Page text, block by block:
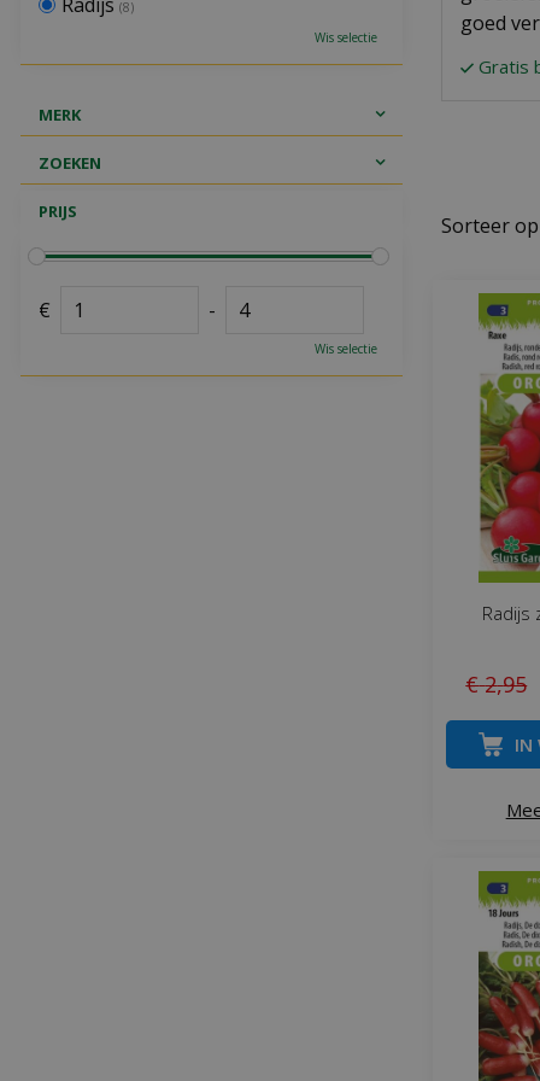
goed
Gratis
Sorteer op
Radijs
€ 2,95
IN
(8)
Wis selectie
MERK
ZOEKEN
PRIJS
€ -
Wis selectie